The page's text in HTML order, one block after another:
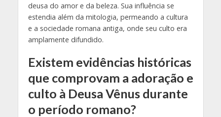
deusa do amor e da beleza. Sua influência se
estendia além da mitologia, permeando a cultura
e a sociedade romana antiga, onde seu culto era
amplamente difundido.
Existem evidências históricas
que comprovam a adoração e
culto à Deusa Vênus durante
o período romano?